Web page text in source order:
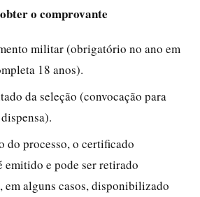
o comprovante
militar (obrigatório no ano em
18 anos).
da seleção (convocação para
do processo, o certificado
emitido e pode ser retirado
em alguns casos, disponibilizado